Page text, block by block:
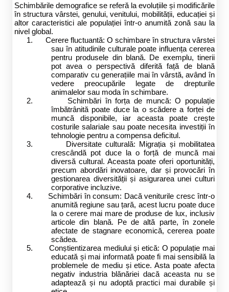
Schimbările demografice se referă la evoluțiile și modificările
în structura vârstei, genului, venitului, mobilității, educației și
altor caracteristici ale populației într-o anumită zonă sau la
nivel global.
1.
Cerere fluctuantă: O schimbare în structura vârstei
sau în atitudinile culturale poate influența cererea
pentru produsele din blană. De exemplu, tinerii
pot avea o perspectivă diferită față de blană
comparativ cu generațiile mai în vârstă, având în
vedere preocupările legate de drepturile
animalelor sau moda în schimbare.
2.
Schimbări în forța de muncă: O populație
îmbătrânită poate duce la o scădere a forței de
muncă disponibile, iar aceasta poate crește
costurile salariale sau poate necesita investiții în
tehnologie pentru a compensa deficitul.
3.
Diversitate culturală: Migrația și mobilitatea
crescândă pot duce la o forță de muncă mai
diversă cultural. Aceasta poate oferi oportunități,
precum abordări inovatoare, dar și provocări în
gestionarea diversității și asigurarea unei culturi
corporative incluzive.
4.
Schimbări în consum: Dacă veniturile cresc într-o
anumită regiune sau țară, acest lucru poate duce
la o cerere mai mare de produse de lux, inclusiv
articole din blană. Pe de altă parte, în zonele
afectate de stagnare economică, cererea poate
scădea.
5.
Conștientizarea mediului și etică: O populație mai
educată și mai informată poate fi mai sensibilă la
problemele de mediu și etice. Asta poate afecta
negativ industria blănăriei dacă aceasta nu se
adaptează și nu adoptă practici mai durabile și